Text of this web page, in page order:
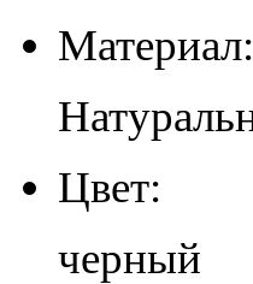
Материал:
Цвет:
черный